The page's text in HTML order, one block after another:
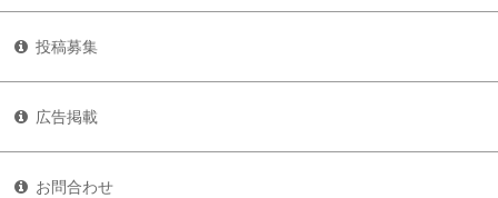
投稿募集
広告掲載
お問合わせ